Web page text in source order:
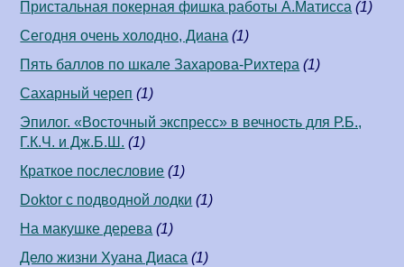
Пристальная покерная фишка работы А.Матисса (1)
Сегодня очень холодно, Диана (1)
Пять баллов по шкале Захарова-Рихтера (1)
Сахарный череп (1)
Эпилог. «Восточный экспресс» в вечность для Р.Б.,
Г.К.Ч. и Дж.Б.Ш. (1)
Краткое послесловие (1)
Doktor с подводной лодки (1)
На макушке дерева (1)
Дело жизни Хуана Диаса (1)